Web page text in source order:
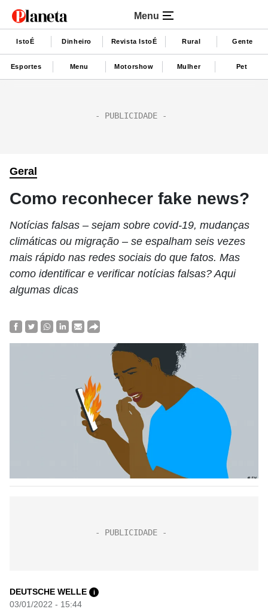
Menu
IstoÉ Dinheiro Revista IstoÉ Rural Gente
Esportes Menu Motorshow Mulher Pet
Geral
Como reconhecer fake news?
Notícias falsas – sejam sobre covid-19, mudanças
climáticas ou migração – se espalham seis vezes
mais rápido nas redes sociais do que fatos. Mas
como identificar e verificar notícias falsas? Aqui
algumas dicas
DEUTSCHE WELLE i
03/01/2022 - 15:44